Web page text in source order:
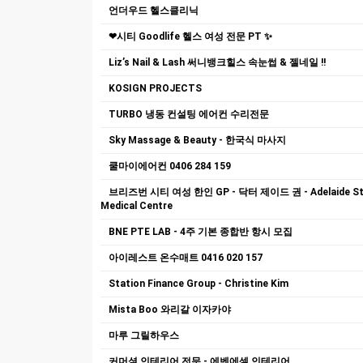
언더우드 헬스클리닉
❤시티 Goodlife 헬스 여성 전문 PT ✨
Liz’s Nail & Lash 써니뱅크힐스 속눈썹 & 젤네일 !!
KOSIGN PROJECTS
TURBO 냉동 컨설팅 에어컨 수리전문
Sky Massage & Beauty - 한국식 마사지
쿨마이에어컨 0406 284 159
브리즈번 시티 여성 한인 GP - 닥터 제이드 권 - Adelaide
Medical Centre
BNE PTE LAB - 4주 기본 종합반 항시 모집
아이레스트 온수매트 0416 020 157
Station Finance Group - Christine Kim
Mista Boo 와리갈 이자카야
마루 그릴하우스